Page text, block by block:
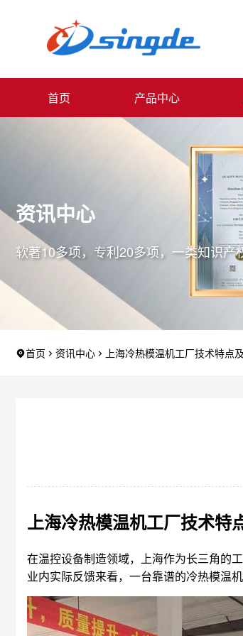
首页 产品中心
资讯中心
软著10多项，专利20多项，一类知识产
首页 资讯中心 上海冷热模温机工厂技术特点
上海冷热模温机工厂技术特
在温控设备制造领域，上海作为长三角的
业内实际反馈来看，一台靠谱的冷热模温